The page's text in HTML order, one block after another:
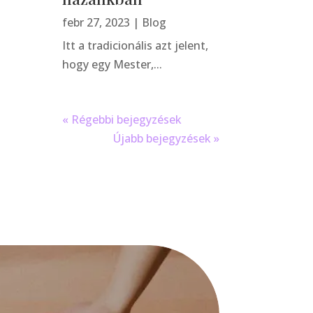
febr 27, 2023 | Blog
Itt a tradicionális azt jelent,
hogy egy Mester,...
« Régebbi bejegyzések
Újabb bejegyzések »